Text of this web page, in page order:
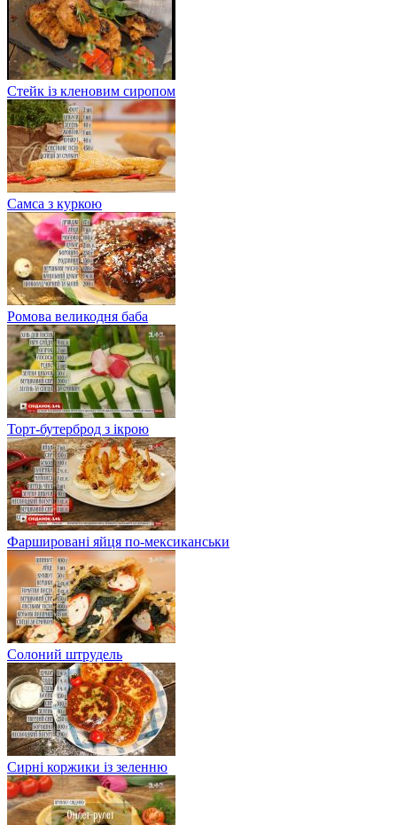
Стейк із кленовим сиропом
Самса з куркою
Ромова великодня баба
Торт-бутерброд з ікрою
Фаршировані яйця по-мексиканськи
Солоний штрудель
Сирні коржики із зеленню